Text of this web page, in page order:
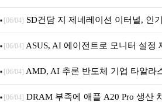
던전 13’ 참가!
[06/04] SD건담 지 제네레이션 이터널, 인
아의 용사’ 재개최 및 풍성한 기념 이벤
[06/04] ASUS, AI 에이전트로 모니터 설정
[06/04] AMD, AI 추론 반도체 기업 타알라
[06/04] DRAM 부족에 애플 A20 Pro 생산